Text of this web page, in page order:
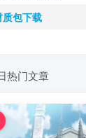
质包下载
热门文章